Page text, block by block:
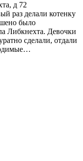
д 72
раз делали котенку
было
Либкнехта. Девочки
сделали, отдали